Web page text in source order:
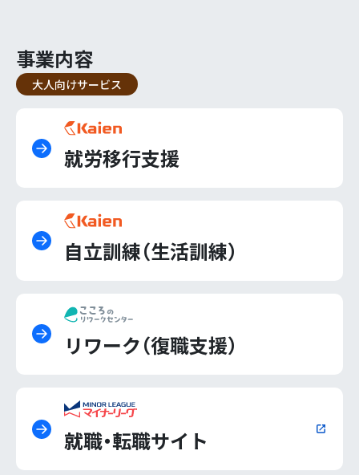
事業内容
大人向けサービス
就労移行支援
自立訓練（生活訓練）
リワーク（復職支援）
就職・転職サイト